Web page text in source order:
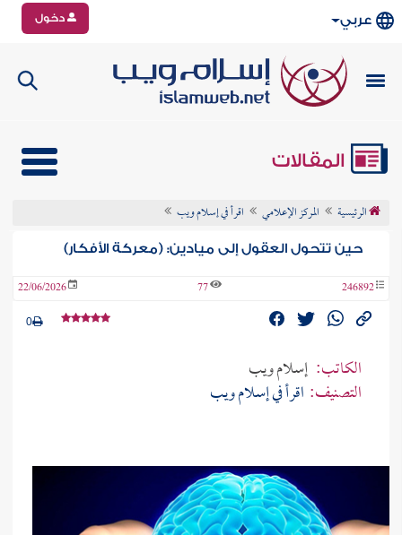
عربي دخول
المقالات
الرئيسية المركز الإعلامي اقرأ في إسلام ويب
حين تتحول العقول إلى ميادين: (معركة الأفكار)
246892
77
22/06/2026
0
الكاتب: إسلام ويب
التصنيف: اقرأ في إسلام ويب